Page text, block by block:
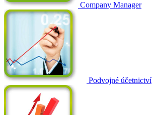
Company Manager
Podvojné účetnictví